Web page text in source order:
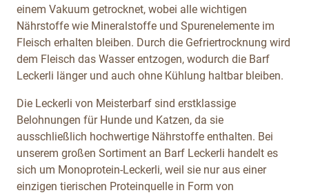
einem Vakuum getrocknet, wobei alle wichtigen
Nährstoffe wie Mineralstoffe und Spurenelemente im
Fleisch erhalten bleiben. Durch die Gefriertrocknung wird
dem Fleisch das Wasser entzogen, wodurch die Barf
Leckerli länger und auch ohne Kühlung haltbar bleiben.
Die Leckerli von Meisterbarf sind erstklassige
Belohnungen für Hunde und Katzen, da sie
ausschließlich hochwertige Nährstoffe enthalten. Bei
unserem großen Sortiment an Barf Leckerli handelt es
sich um Monoprotein-Leckerli, weil sie nur aus einer
einzigen tierischen Proteinquelle in Form von